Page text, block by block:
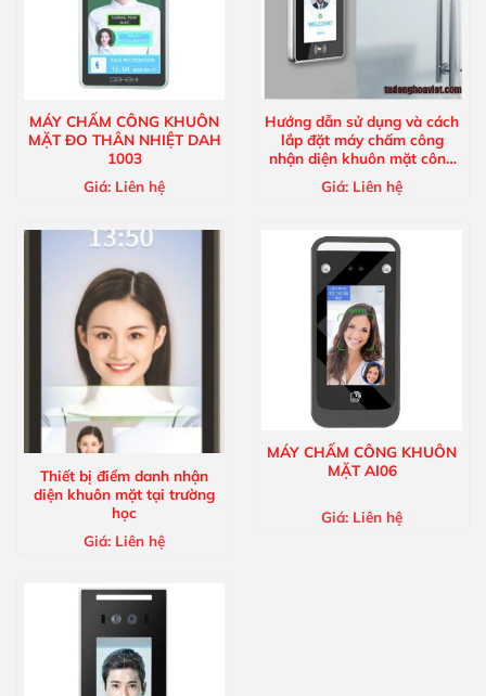
MÁY CHẤM CÔNG KHUÔN
MẶT ĐO THÂN NHIỆT DAH
1003
Giá: Liên hệ
Hướng dẫn sử dụng và cách
lắp đặt máy chấm công
nhận diện khuôn mặt công
Giá: Liên hệ
Thiết bị điểm danh nhận
diện khuôn mặt tại trường
học
Giá: Liên hệ
MÁY CHẤM CÔNG KHUÔN
MẶT AI06
Giá: Liên hệ